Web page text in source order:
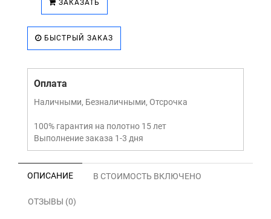
ЗАКАЗАТЬ
БЫСТРЫЙ ЗАКАЗ
Оплата
Наличными, Безналичными, Отсрочка
100% гарантия на полотно 15 лет
Выполнение заказа 1-3 дня
ОПИСАНИЕ В СТОИМОСТЬ ВКЛЮЧЕНО
ОТЗЫВЫ (0)